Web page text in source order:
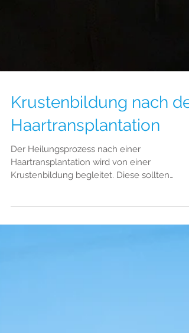
Krustenbildung nach der
Haartransplantation
Krustenbildung begleitet. Diese sollten